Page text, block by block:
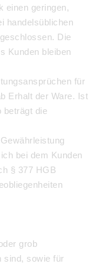
einen geringen,
handelsüblichen
Die
Kunden bleiben
für
Erhalt der Ware. Ist
beträgt die
bei dem Kunden
§ 377 HGB
grob
sind, sowie für